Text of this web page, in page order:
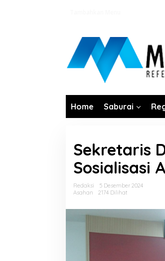
Home Saburai
Sekretaris
Sosialisasi
Redaksi
5 Desember 2024
Asahan
2174 Dilihat